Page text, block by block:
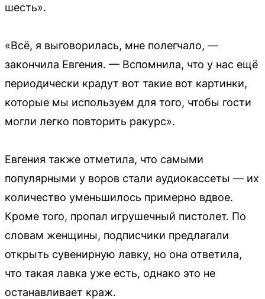
шесть».
«Всё, я выговорилась, мне полегчало, —
закончила Евгения. — Вспомнила, что у нас ещё
периодически крадут вот такие вот картинки,
которые мы используем для того, чтобы гости
могли легко повторить ракурс».
Евгения также отметила, что самыми
популярными у воров стали аудиокассеты — их
количество уменьшилось примерно вдвое.
Кроме того, пропал игрушечный пистолет. По
словам женщины, подписчики предлагали
открыть сувенирную лавку, но она ответила,
что такая лавка уже есть, однако это не
останавливает краж.